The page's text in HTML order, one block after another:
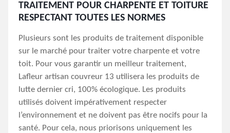
TRAITEMENT POUR CHARPENTE ET TOITURE
RESPECTANT TOUTES LES NORMES
Plusieurs sont les produits de traitement disponible
sur le marché pour traiter votre charpente et votre
toit. Pour vous garantir un meilleur traitement,
Lafleur artisan couvreur 13 utilisera les produits de
lutte dernier cri, 100% écologique. Les produits
utilisés doivent impérativement respecter
l’environnement et ne doivent pas être nocifs pour la
santé. Pour cela, nous priorisons uniquement les